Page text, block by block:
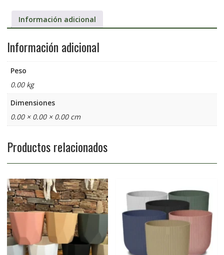
Información adicional
Información adicional
Peso
0.00 kg
Dimensiones
0.00 × 0.00 × 0.00 cm
Productos relacionados